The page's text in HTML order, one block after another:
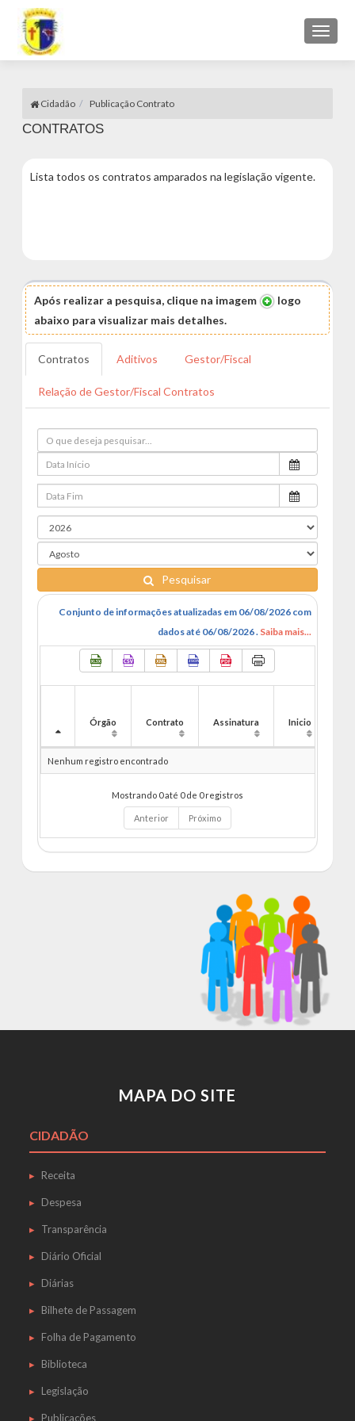
Toggle
Cidadão Publicação Contrato
CONTRATOS
Lista todos os contratos amparados na legislação vigente.
Após realizar a pesquisa, clique na imagem
logo
abaixo para visualizar mais detalhes.
Contratos Aditivos Gestor/Fiscal
Relação de Gestor/Fiscal Contratos
Pesquisar
Conjunto de informações atualizadas em 06/08/2026 com
dados até 06/08/2026 . Saiba mais...
Órgão Contrato Assinatura Inicio
Nenhum registro encontrado
Mostrando 0 até 0 de 0 registros
Anterior Próximo
MAPA DO SITE
CIDADÃO
Receita
Despesa
Transparência
Diário Oficial
Diárias
Bilhete de Passagem
Folha de Pagamento
Biblioteca
Legislação
Publicações